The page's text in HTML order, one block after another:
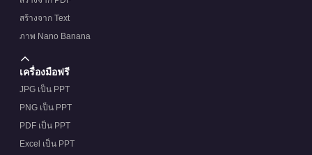
สร้างจาก Text
ภาพ Nano Banana
เครื่องมือฟรี
JPG เป็น PPT
PNG เป็น PPT
PDF เป็น PPT
Excel เป็น PPT